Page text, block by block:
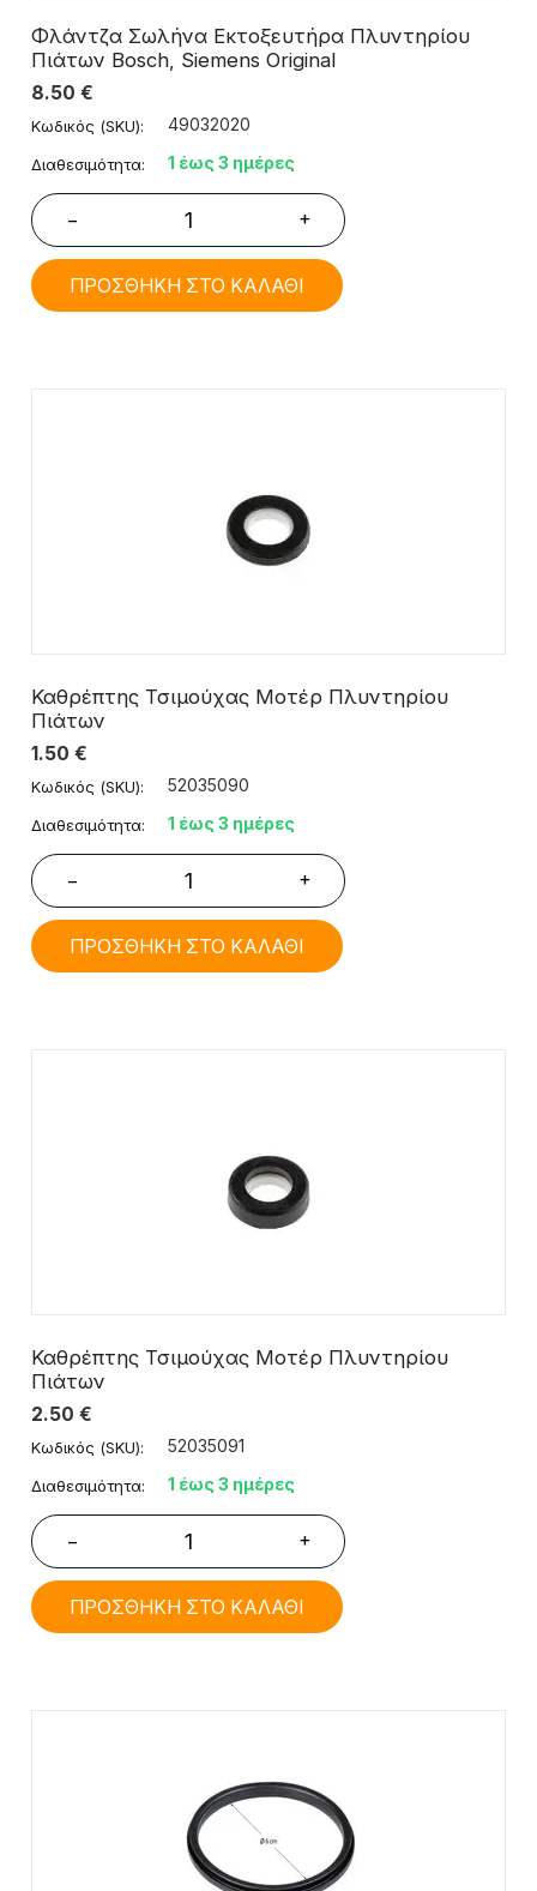
Φλάντζα Σωλήνα Εκτοξευτήρα Πλυντηρίου
Πιάτων Bosch, Siemens Original
8.50 €
Κωδικός (SKU): 49032020
Διαθεσιμότητα: 1 έως 3 ημέρες
− +
ΠΡΟΣΘΗΚΗ ΣΤΟ ΚΑΛΑΘΙ
Καθρέπτης Τσιμούχας Μοτέρ Πλυντηρίου
Πιάτων
1.50 €
Κωδικός (SKU): 52035090
Διαθεσιμότητα: 1 έως 3 ημέρες
− +
ΠΡΟΣΘΗΚΗ ΣΤΟ ΚΑΛΑΘΙ
Καθρέπτης Τσιμούχας Μοτέρ Πλυντηρίου
Πιάτων
2.50 €
Κωδικός (SKU): 52035091
Διαθεσιμότητα: 1 έως 3 ημέρες
− +
ΠΡΟΣΘΗΚΗ ΣΤΟ ΚΑΛΑΘΙ